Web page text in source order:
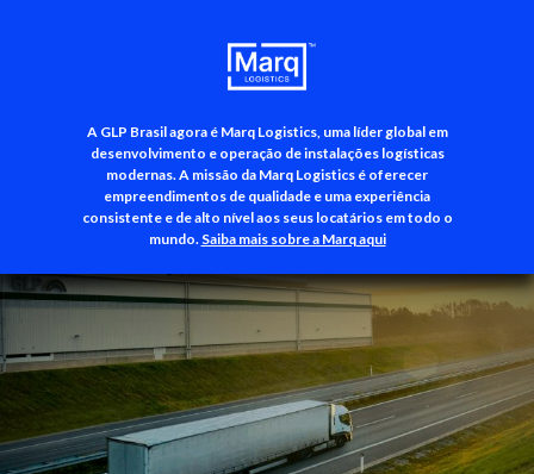
A GLP Brasil agora é Marq Logistics, uma líder global em
desenvolvimento e operação de instalações logísticas
modernas. A missão da Marq Logistics é oferecer
empreendimentos de qualidade e uma experiência
consistente e de alto nível aos seus locatários em todo o
mundo. Saiba mais sobre a Marq aqui
+55 (11) 3500-3700